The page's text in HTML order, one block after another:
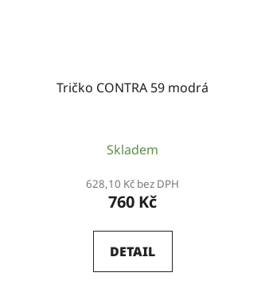
Tričko CONTRA 59 modrá
Skladem
628,10 Kč bez DPH
760 Kč
DETAIL